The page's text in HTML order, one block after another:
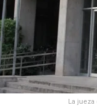
La